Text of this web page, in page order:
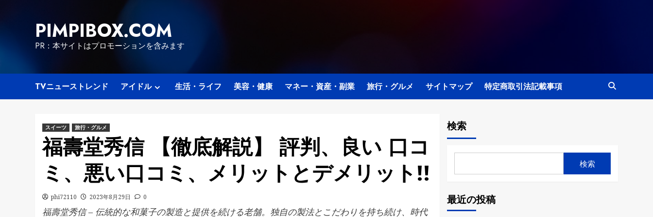
PIMPIBOX.COM
PR：本サイトはプロモーションを含みます
TVニューストレンド アイドル 生活・ライフ 美容・健康 マネー・資産・副業 旅行・グルメ サイトマップ 特定商取引法記載事項
スイーツ 旅行・グルメ
福壽堂秀信 【徹底解説】 評判、良い 口コ
ミ、悪い口コミ、メリットとデメリット!!
phi72110 2023年8月29日 0
福壽堂秀信 – 伝統的な和菓子の製造と提供を続ける老舗。独自の製法とこだわりを持ち続け、時代
検索
検索
最近の投稿